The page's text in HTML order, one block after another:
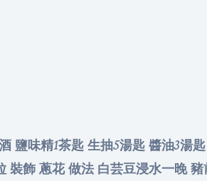
鹽味精1茶匙 生抽5湯匙 醬油3湯
裝飾 蔥花 做法 白芸豆浸水一晚